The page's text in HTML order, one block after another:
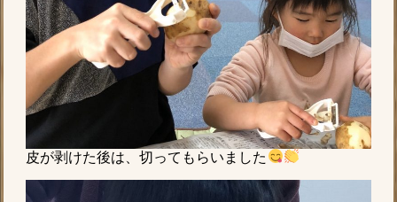
皮が剥けた後は、切ってもらいました